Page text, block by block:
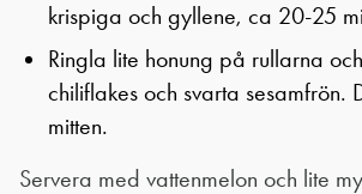
krispiga och gyllene, ca 20-25
Ringla lite honung på rullarna
chiliflakes och svarta sesamfrön.
mitten.
Servera med vattenmelon och lite